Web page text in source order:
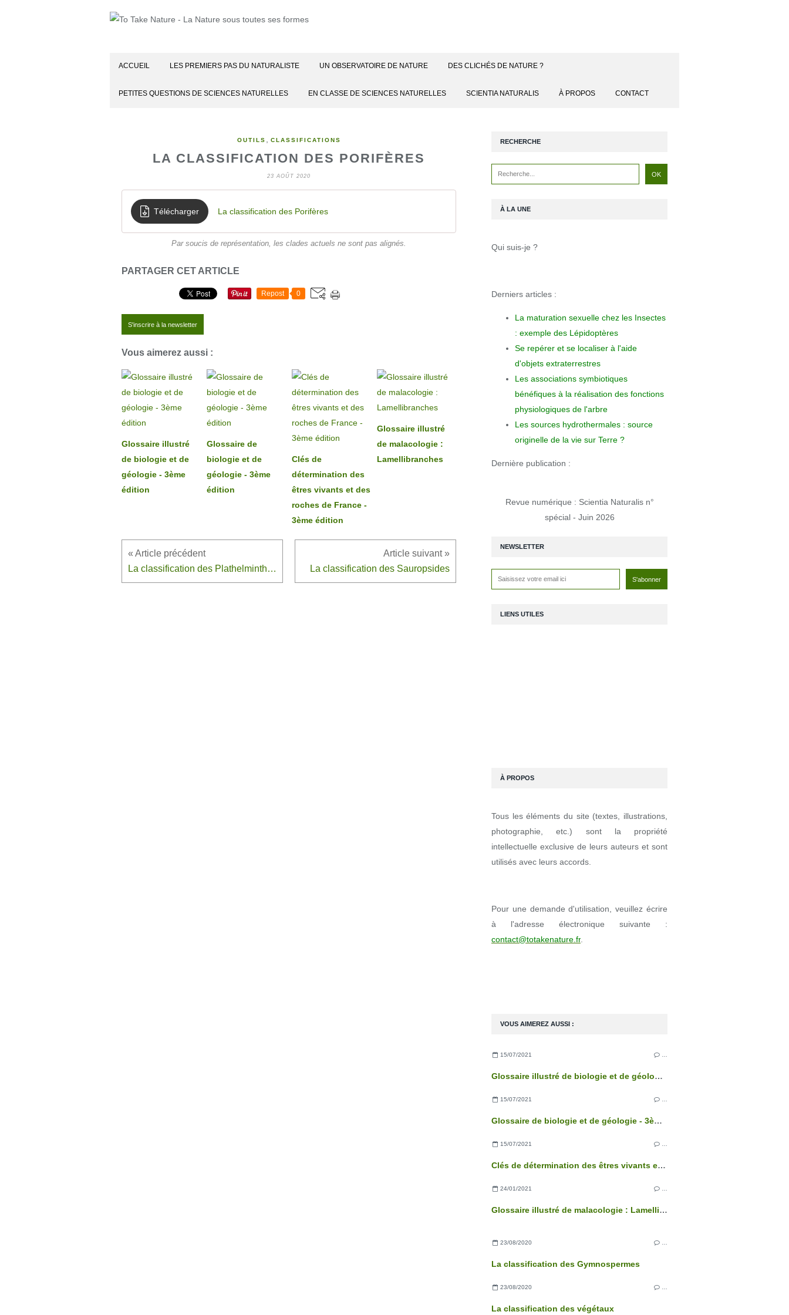
ACCUEIL LES PREMIERS PAS DU NATURALISTE UN OBSERVATOIRE DE NATURE DES CLICHÉS DE NATURE ?
PETITES QUESTIONS DE SCIENCES NATURELLES EN CLASSE DE SCIENCES NATURELLES SCIENTIA NATURALIS À PROPOS CONTACT
OUTILS CLASSIFICATIONS
LA CLASSIFICATION DES PORIFÈRES
23 AOÛT 2020
Télécharger La classification des Porifères
Par soucis de représentation, les clades actuels ne sont pas alignés.
PARTAGER CET ARTICLE
Repost 0
S'inscrire à la newsletter
Vous aimerez aussi :
Glossaire illustré
de biologie et de
géologie - 3ème
édition
Glossaire de
biologie et de
géologie - 3ème
édition
Clés de
détermination des
êtres vivants et des
roches de France -
3ème édition
Glossaire illustré
de malacologie :
Lamellibranches
La classification des Plathelminthes La classification des Sauropsides
NEWSLETTER
RECHERCHE
VOUS AIMEREZ AUSSI :
15/07/2021
Glossaire illustré de biologie et de géologie - 3ème édition
15/07/2021
Glossaire de biologie et de géologie - 3ème édition
15/07/2021
Clés de détermination des êtres vivants et des roches de France - 3ème édition
24/01/2021
Glossaire illustré de malacologie : Lamellibranches
23/08/2020
La classification des Gymnospermes
23/08/2020
La classification des végétaux
À LA UNE
Qui suis-je ?
Derniers articles :
La maturation sexuelle chez les Insectes
: exemple des Lépidoptères
Se repérer et se localiser à l'aide
d'objets extraterrestres
Les associations symbiotiques
bénéfiques à la réalisation des fonctions
physiologiques de l'arbre
Les sources hydrothermales : source
originelle de la vie sur Terre ?
Dernière publication :
Revue numérique : Scientia Naturalis n°
spécial - Juin 2026
LIENS UTILES
À PROPOS
Tous les éléments du site (textes, illustrations,
photographie, etc.) sont la propriété
intellectuelle exclusive de leurs auteurs et sont
utilisés avec leurs accords.
Pour une demande d'utilisation, veuillez écrire
à l'adresse électronique suivante :
contact@totakenature.fr